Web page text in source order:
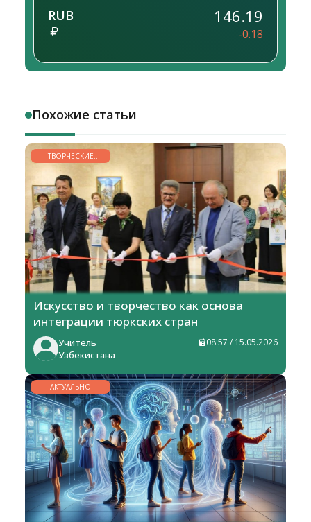
RUB 146.19
-0.18
Похожие статьи
ТВОРЧЕСКИЕ
ГОРИЗОНТЫ
Искусство и творчество как основа
интеграции тюркских стран
Учитель
Узбекистана
08:57 / 15.05.2026
АКТУАЛЬНО